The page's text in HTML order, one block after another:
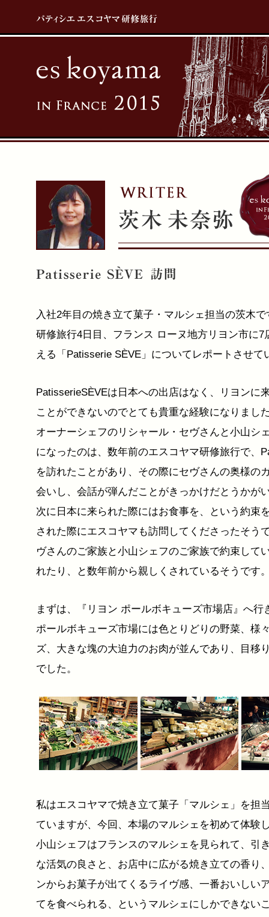
入社2年目の焼き立て菓子・マルシェ担当の茨木で
研修旅行4日目、フランス ローヌ地方リヨン市に7
える「Patisserie SÈVE」についてレポートさせて
PatisserieSÈVEは日本への出店はなく、リヨンに
ことができないのでとても貴重な経験になりまし
オーナーシェフのリシャール・セヴさんと小山シ
になったのは、数年前のエスコヤマ研修旅行で、
を訪れたことがあり、その際にセヴさんの奥様の
会いし、会話が弾んだことがきっかけだとうかが
次に日本に来られた際にはお食事を、という約束
された際にエスコヤマも訪問してくださったそう
ヴさんのご家族と小山シェフのご家族で約束して
れたり、と数年前から親しくされているそうです
まずは、『リヨン ポールボキューズ市場店』へ行
ポールボキューズ市場には色とりどりの野菜、様
ズ、大きな塊の大迫力のお肉が並んであり、目移
でした。
私はエスコヤマで焼き立て菓子「マルシェ」を担
ていますが、今回、本場のマルシェを初めて体験
小山シェフはフランスのマルシェを見られて、引
な活気の良さと、お店中に広がる焼き立ての香り
ンからお菓子が出てくるライヴ感、一番おいしい
てを食べられる、というマルシェにしかできない